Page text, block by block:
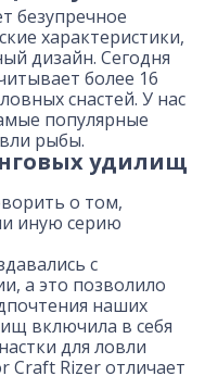
безупречное
характеристики,
дизайн. Сегодня
более 16
снастей. У нас
популярные
рыбы.
удилищ
о том,
иную серию
с
а это позволило
наших
включила в себя
для ловли
Rizer отличает